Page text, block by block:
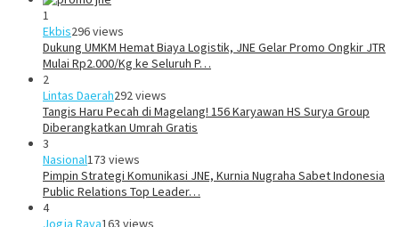
1
Ekbis296 views
Dukung UMKM Hemat Biaya Logistik, JNE Gelar Promo Ongkir JTR
Mulai Rp2.000/Kg ke Seluruh P…
2
Lintas Daerah292 views
Tangis Haru Pecah di Magelang! 156 Karyawan HS Surya Group
Diberangkatkan Umrah Gratis
3
Nasional173 views
Pimpin Strategi Komunikasi JNE, Kurnia Nugraha Sabet Indonesia
Public Relations Top Leader…
4
Jogja Raya163 views